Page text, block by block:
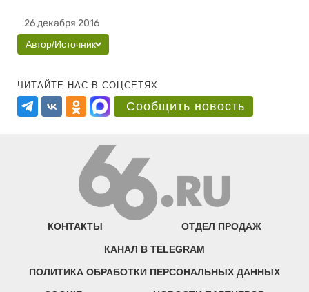
26 декабря 2016
Автор/Источник
ЧИТАЙТЕ НАС В СОЦСЕТЯХ:
Сообщить новость
КОНТАКТЫ ОТДЕЛ ПРОДАЖ
КАНАЛ В TELEGRAM
ПОЛИТИКА ОБРАБОТКИ ПЕРСОНАЛЬНЫХ ДАННЫХ